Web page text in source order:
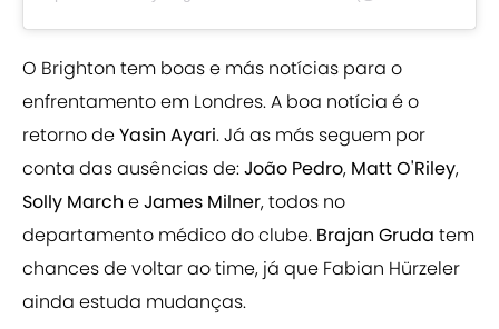
O Brighton tem boas e más notícias para o
enfrentamento em Londres. A boa notícia é o
retorno deYasin Ayari. Já as más seguem por
conta das ausências de:João Pedro, Matt O'Riley,
Solly March eJames Milner, todos no
departamento médico do clube. Brajan Gruda tem
chances de voltar ao time, já que Fabian Hürzeler
ainda estuda mudanças.